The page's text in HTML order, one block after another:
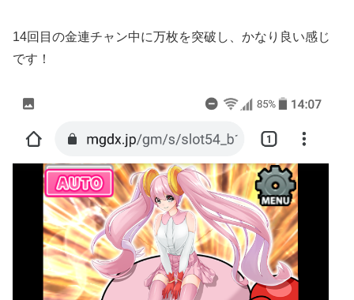
14回目の金連チャン中に万枚を突破し、かなり良い感じ
です！